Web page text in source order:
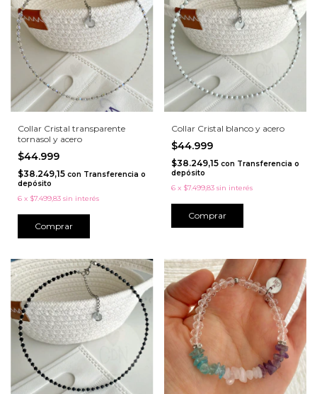
Collar Cristal transparente
tornasol y acero
$44.999
$38.249,15 con Transferencia o
depósito
6 x $7.499,83 sin interés
Collar Cristal blanco y acero
$44.999
$38.249,15 con Transferencia o
depósito
6 x $7.499,83 sin interés